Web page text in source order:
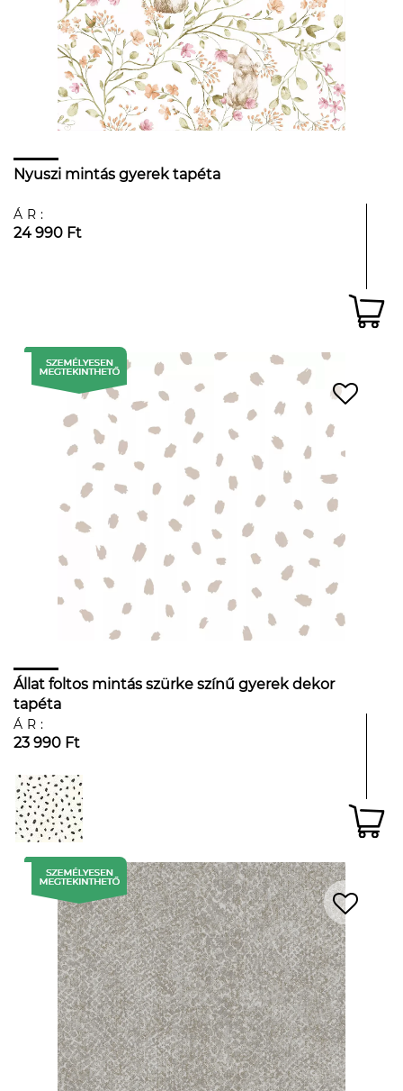
Nyuszi mintás gyerek tapéta
ÁR:
24 990 Ft
Állat foltos mintás szürke színű gyerek dekor
tapéta
ÁR:
23 990 Ft